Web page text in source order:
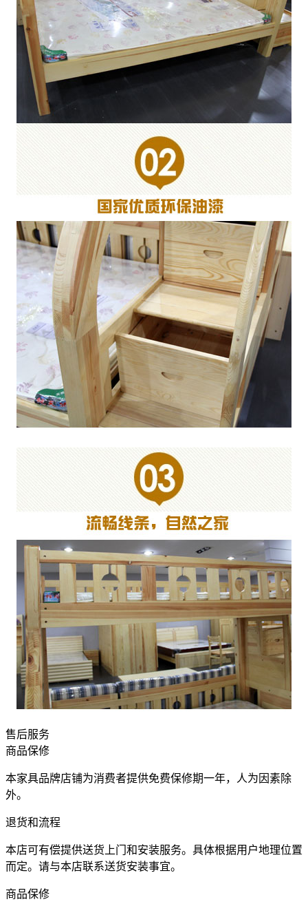
售后服务
商品保修
本家具品牌店铺为消费者提供免费保修期一年，人为因素除
外。
退货和流程
本店可有偿提供送货上门和安装服务。具体根据用户地理位置
而定。请与本店联系送货安装事宜。
商品保修